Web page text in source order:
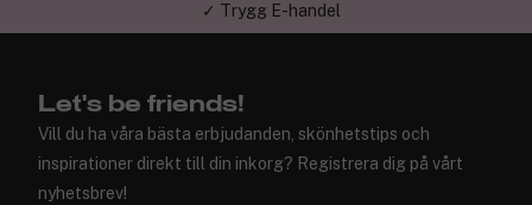
✓ Trygg E-handel
Let's be friends!
Vill du ha våra bästa erbjudanden, skönhetstips och
inspirationer direkt till din inkorg? Registrera dig på vårt
nyhetsbrev!